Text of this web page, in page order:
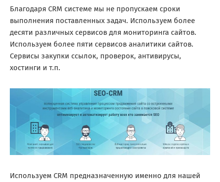
Благодаря CRM системе мы не пропускаем сроки
выполнения поставленных задач. Используем более
десяти различных сервисов для мониторинга сайтов.
Используем более пяти сервисов аналитики сайтов.
Сервисы закупки ссылок, проверок, антивирусы,
хостинги и т.п.
Используем CRM предназначенную именно для нашей